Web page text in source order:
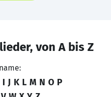
von A bis Z
I J K L M N O P